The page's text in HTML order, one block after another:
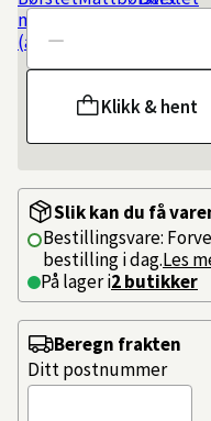
Antall
Klikk & hent
Slik kan du få
Bestillingsvare:
bestilling i dag.Les
På lager i2 butikker
Beregn frakten
Ditt postnummer